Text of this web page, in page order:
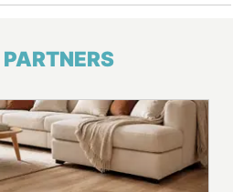
PARTNERS